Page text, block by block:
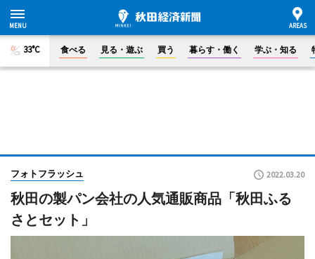
33°C 食べる 見る・遊ぶ 買う 暮らす・働く 学ぶ・知る
フォトフラッシュ 2022.03.20
秋田の製パン会社の人気通販商品「秋田ふる
さとセット」